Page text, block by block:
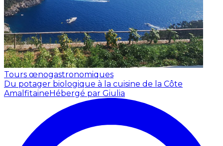
Tours œnogastronomiques
Du potager biologique à la cuisine de la Côte
AmalfitaineHébergé par Giulia